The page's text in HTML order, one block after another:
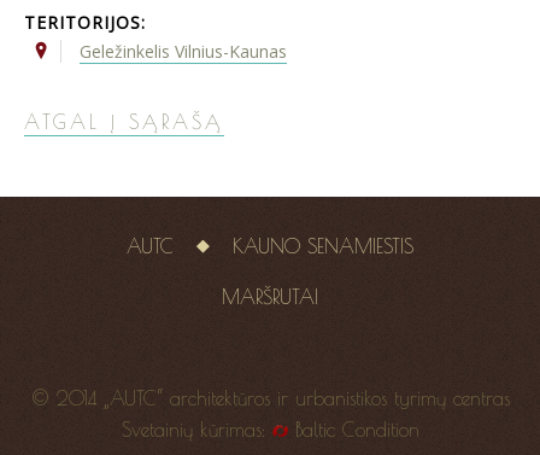
TERITORIJOS:
Geležinkelis Vilnius-Kaunas
ATGAL Į SĄRAŠĄ
AUTC KAUNO SENAMIESTIS
MARŠRUTAI
© 2014 „AUTC“ architektūros ir urbanistikos tyrimų centras
Svetainių kūrimas:
Baltic Condition